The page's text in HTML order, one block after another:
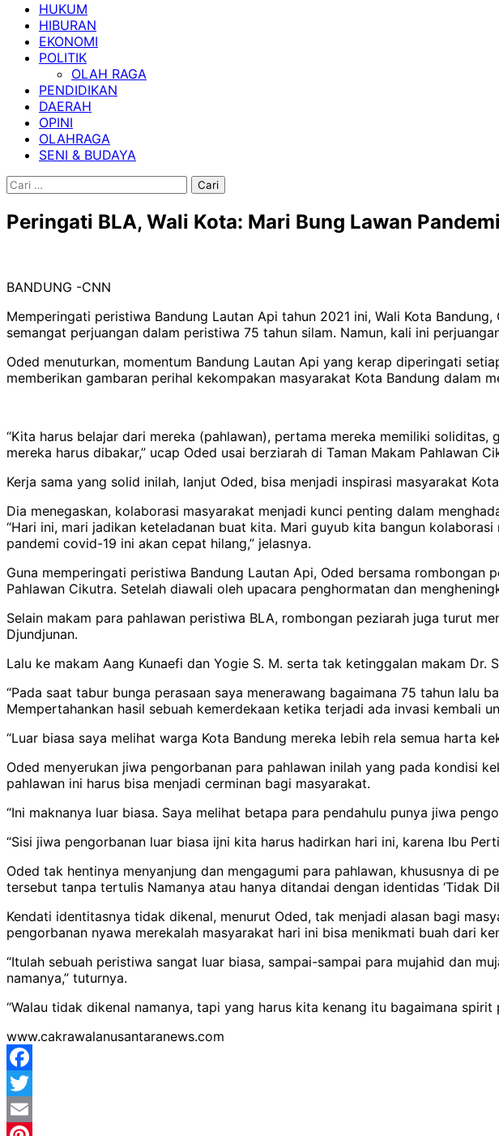
HUKUM
HIBURAN
EKONOMI
POLITIK
OLAH RAGA
PENDIDIKAN
DAERAH
OPINI
OLAHRAGA
SENI & BUDAYA
Cari
Peringati BLA, Wali Kota: Mari Bung Lawan Pandemi
BANDUNG -CNN
Memperingati peristiwa Bandung Lautan Api tahun 2021 ini, Wali Kota
semangat perjuangan dalam peristiwa 75 tahun silam. Namun, kali ini
Oded menuturkan, momentum Bandung Lautan Api yang kerap diperingati
memberikan gambaran perihal kekompakan masyarakat Kota Bandung dalam
“Kita harus belajar dari mereka (pahlawan), pertama mereka memiliki
mereka harus dibakar,” ucap Oded usai berziarah di Taman Makam Pahlawan
Kerja sama yang solid inilah, lanjut Oded, bisa menjadi inspirasi masyarakat
Dia menegaskan, kolaborasi masyarakat menjadi kunci penting dalam
“Hari ini, mari jadikan keteladanan buat kita. Mari guyub kita bangun
pandemi covid-19 ini akan cepat hilang,” jelasnya.
Guna memperingati peristiwa Bandung Lautan Api, Oded bersama rombongan
Pahlawan Cikutra. Setelah diawali oleh upacara penghormatan dan
Selain makam para pahlawan peristiwa BLA, rombongan peziarah juga turut
Djundjunan.
Lalu ke makam Aang Kunaefi dan Yogie S. M. serta tak ketinggalan makam
“Pada saat tabur bunga perasaan saya menerawang bagaimana 75 tahun lalu
Mempertahankan hasil sebuah kemerdekaan ketika terjadi ada invasi kembali
“Luar biasa saya melihat warga Kota Bandung mereka lebih rela semua harta
Oded menyerukan jiwa pengorbanan para pahlawan inilah yang pada kondisi
pahlawan ini harus bisa menjadi cerminan bagi masyarakat.
“Ini maknanya luar biasa. Saya melihat betapa para pendahulu punya jiwa
“Sisi jiwa pengorbanan luar biasa ijni kita harus hadirkan hari ini, karena Ibu
Oded tak hentinya menyanjung dan mengagumi para pahlawan, khususnya di
tersebut tanpa tertulis Namanya atau hanya ditandai dengan identidas ‘Tidak
Kendati identitasnya tidak dikenal, menurut Oded, tak menjadi alasan bagi
pengorbanan nyawa merekalah masyarakat hari ini bisa menikmati buah dari
“Itulah sebuah peristiwa sangat luar biasa, sampai-sampai para mujahid dan
namanya,” tuturnya.
“Walau tidak dikenal namanya, tapi yang harus kita kenang itu bagaimana
www.cakrawalanusantaranews.com
Facebook
Twitter